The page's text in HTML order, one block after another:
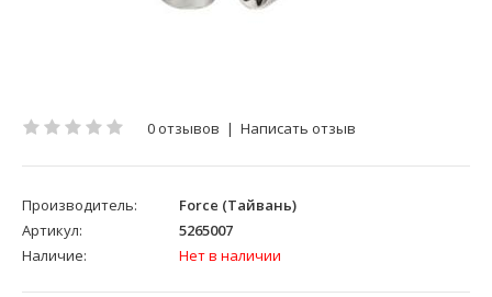
0 отзывов | Написать отзыв
Производитель:
Force (Тайвань)
Артикул:
5265007
Наличие:
Нет в наличии